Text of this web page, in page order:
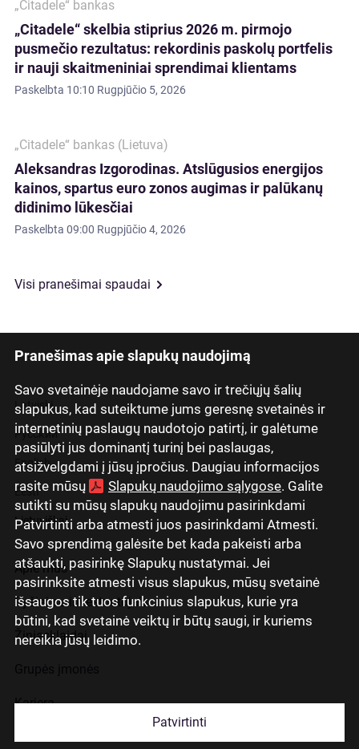
Pranešimas apie slapukų naudojimą
Savo svetainėje naudojame savo ir trečiųjų šalių
slapukus, kad suteiktume jums geresnę svetainės ir
internetinių paslaugų naudotojo patirtį, ir galėtume
pasiūlyti jus dominantį turinį bei paslaugas,
atsižvelgdami į jūsų įpročius. Daugiau informacijos
rasite mūsų
Slapukų naudojimo sąlygose. Galite
sutikti su mūsų slapukų naudojimu pasirinkdami
Patvirtinti arba atmesti juos pasirinkdami Atmesti.
Savo sprendimą galėsite bet kada pakeisti arba
atšaukti, pasirinkę Slapukų nustatymai. Jei
pasirinksite atmesti visus slapukus, mūsų svetainė
išsaugos tik tuos funkcinius slapukus, kurie yra
būtini, kad svetainė veiktų ir būtų saugi, ir kuriems
nereikia jūsų leidimo.
Patvirtinti
„Citadele“ bankas
„Citadele“ skelbia stiprius 2026 m. pirmojo
pusmečio rezultatus: rekordinis paskolų portfelis
ir nauji skaitmeniniai sprendimai klientams
Paskelbta 10:10 Rugpjūčio 5, 2026
„Citadele“ bankas (Lietuva)
Aleksandras Izgorodinas. Atslūgusios energijos
kainos, spartus euro zonos augimas ir palūkanų
didinimo lūkesčiai
Paskelbta 09:00 Rugpjūčio 4, 2026
Visi pranešimai spaudai
Latviski
Русский
English
Eesti
Lietuviškai
Apie mus
Ryšiai su investuotojais
Žiniasklaidai
Karjera